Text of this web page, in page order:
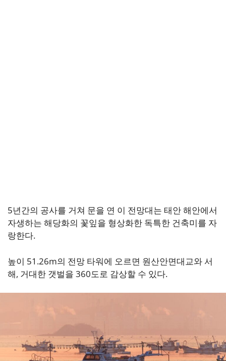
5년간의 공사를 거쳐 문을 연 이 전망대는 태안 해안에서
자생하는 해당화의 꽃잎을 형상화한 독특한 건축미를 자
랑한다.
높이 51.26m의 전망 타워에 오르면 원산안면대교와 서
해, 거대한 갯벌을 360도로 감상할 수 있다.